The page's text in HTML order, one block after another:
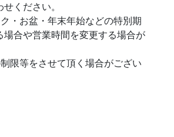
ください。
・お盆・年末年始などの特別期
場合や営業時間を変更する場合が
限等をさせて頂く場合がござい